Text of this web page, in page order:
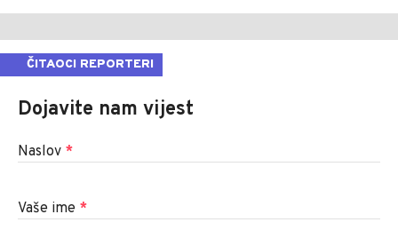
ČITAOCI REPORTERI
Dojavite nam vijest
Naslov *
Vaše ime *